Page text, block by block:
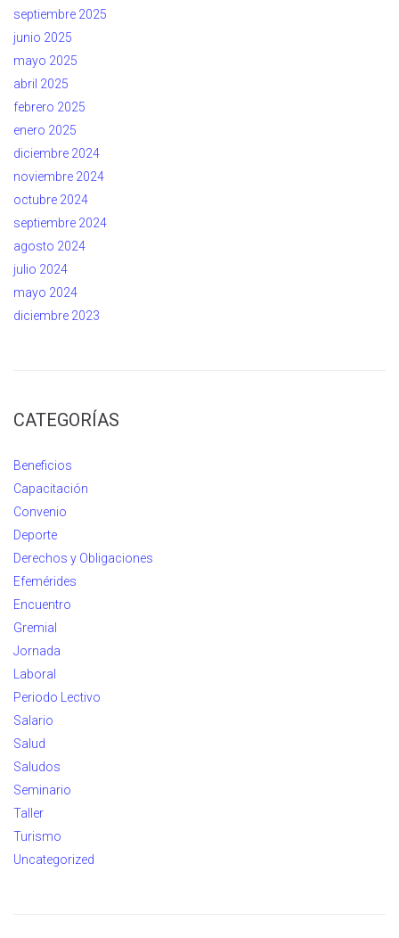
septiembre 2025
junio 2025
mayo 2025
abril 2025
febrero 2025
enero 2025
diciembre 2024
noviembre 2024
octubre 2024
septiembre 2024
agosto 2024
julio 2024
mayo 2024
diciembre 2023
CATEGORÍAS
Beneficios
Capacitación
Convenio
Deporte
Derechos y Obligaciones
Efemérides
Encuentro
Gremial
Jornada
Laboral
Periodo Lectivo
Salario
Salud
Saludos
Seminario
Taller
Turismo
Uncategorized